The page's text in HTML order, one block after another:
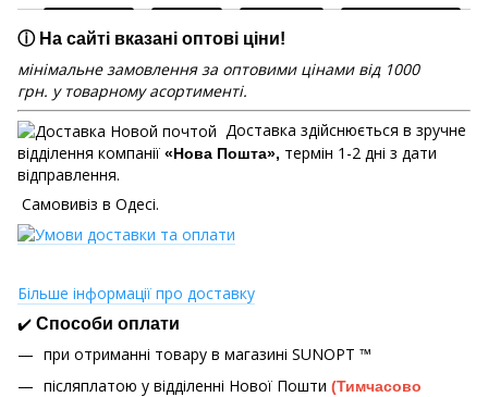
ⓘ На сайті вказані оптові ціни!
мінімальне замовлення за оптовими цінами від 1000
грн. у товарному асортименті.
Доставка здійснюється в зручне
відділення компанії «Нова Пошта», термін 1-2 дні з дати
відправлення.
Самовивіз в Одесі.
Більше інформації про доставку
✔️ Способи оплати
при отриманні товару в магазині SUNOPT ™
післяплатою у відділенні Нової Пошти (Тимчасово